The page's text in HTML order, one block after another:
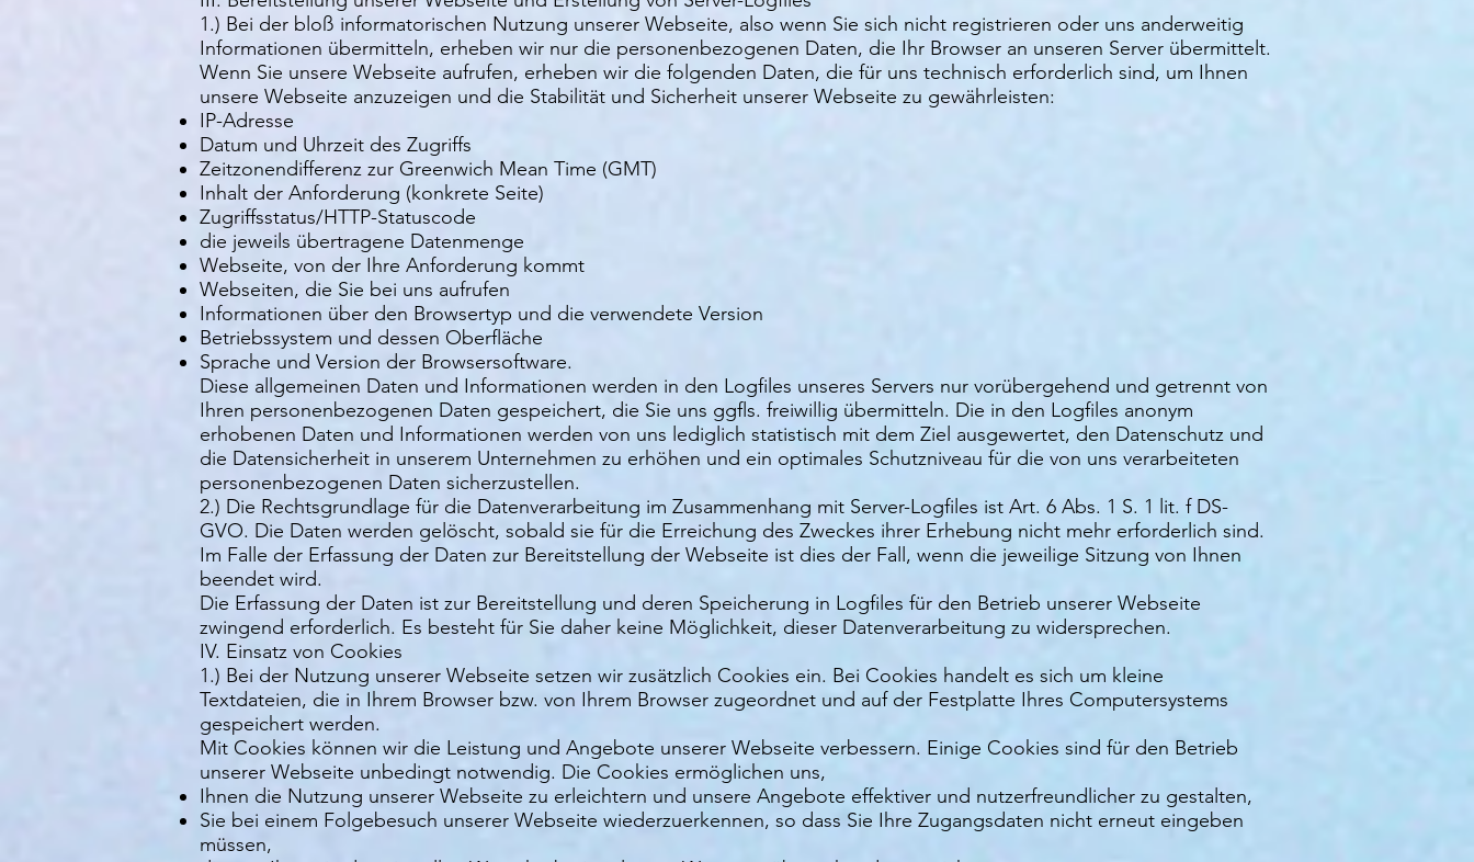
1.) Bei der bloß informatorischen Nutzung unserer Webseite, also wenn Sie sich nicht registrieren oder uns anderweitig
Informationen übermitteln, erheben wir nur die personenbezogenen Daten, die Ihr Browser an unseren Server übermittelt.
Wenn Sie unsere Webseite aufrufen, erheben wir die folgenden Daten, die für uns technisch erforderlich sind, um Ihnen
unsere Webseite anzuzeigen und die Stabilität und Sicherheit unserer Webseite zu gewährleisten:
IP-Adresse
Datum und Uhrzeit des Zugriffs
Zeitzonendifferenz zur Greenwich Mean Time (GMT)
Inhalt der Anforderung (konkrete Seite)
Zugriffsstatus/HTTP-Statuscode
die jeweils übertragene Datenmenge
Webseite, von der Ihre Anforderung kommt
Webseiten, die Sie bei uns aufrufen
Informationen über den Browsertyp und die verwendete Version
Betriebssystem und dessen Oberfläche
Sprache und Version der Browsersoftware.
Diese allgemeinen Daten und Informationen werden in den Logfiles unseres Servers nur vorübergehend und getrennt von
Ihren personenbezogenen Daten gespeichert, die Sie uns ggfls. freiwillig übermitteln. Die in den Logfiles anonym
erhobenen Daten und Informationen werden von uns lediglich statistisch mit dem Ziel ausgewertet, den Datenschutz und
die Datensicherheit in unserem Unternehmen zu erhöhen und ein optimales Schutzniveau für die von uns verarbeiteten
personenbezogenen Daten sicherzustellen.
2.) Die Rechtsgrundlage für die Datenverarbeitung im Zusammenhang mit Server-Logfiles ist Art. 6 Abs. 1 S. 1 lit. f DS-
GVO. Die Daten werden gelöscht, sobald sie für die Erreichung des Zweckes ihrer Erhebung nicht mehr erforderlich sind.
Im Falle der Erfassung der Daten zur Bereitstellung der Webseite ist dies der Fall, wenn die jeweilige Sitzung von Ihnen
beendet wird.
Die Erfassung der Daten ist zur Bereitstellung und deren Speicherung in Logfiles für den Betrieb unserer Webseite
zwingend erforderlich. Es besteht für Sie daher keine Möglichkeit, dieser Datenverarbeitung zu widersprechen.
IV. Einsatz von Cookies
1.) Bei der Nutzung unserer Webseite setzen wir zusätzlich Cookies ein. Bei Cookies handelt es sich um kleine
Textdateien, die in Ihrem Browser bzw. von Ihrem Browser zugeordnet und auf der Festplatte Ihres Computersystems
gespeichert werden.
Mit Cookies können wir die Leistung und Angebote unserer Webseite verbessern. Einige Cookies sind für den Betrieb
unserer Webseite unbedingt notwendig. Die Cookies ermöglichen uns,
Ihnen die Nutzung unserer Webseite zu erleichtern und unsere Angebote effektiver und nutzerfreundlicher zu gestalten,
Sie bei einem Folgebesuch unserer Webseite wiederzuerkennen, so dass Sie Ihre Zugangsdaten nicht erneut eingeben
müssen,